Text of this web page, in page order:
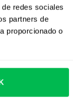
redes sociales
partners de
proporcionado o